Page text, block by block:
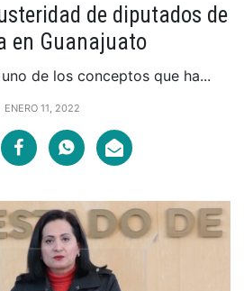
de diputados de
en Guanajuato
uno de los conceptos que ha...
ENERO 11, 2022